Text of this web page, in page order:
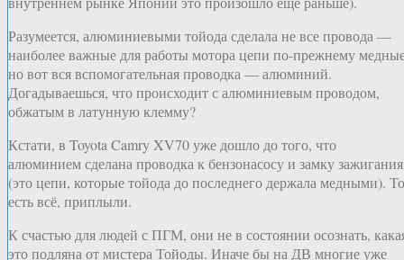
Разумеется, алюминиевыми тойода сделала не все провода —
наиболее важные для работы мотора цепи по-прежнему
но вот вся вспомогательная проводка — алюминий.
Догадываешься, что происходит с алюминиевым проводом,
обжатым в латунную клемму?
Кстати, в Toyota Camry XV70 уже дошло до того, что
алюминием сделана проводка к бензонасосу и замку зажигания
(это цепи, которые тойода до последнего держала медными). То
есть всё, приплыли.
К счастью для людей с ПГМ, они не в состоянии осознать,
это подляна от мистера Тойоды. Иначе бы на ДВ многие уже